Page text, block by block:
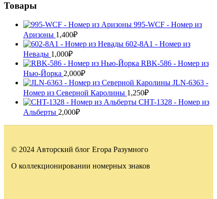
Товары
995-WCF - Номер из
Аризоны 1,400₽
602-8A1 - Номер из
Невады 1,000₽
RBK-586 - Номер из
Нью-Йорка 2,000₽
JLN-6363 -
Номер из Северной Каролины 1,250₽
CHT-1328 - Номер из
Альберты 2,000₽
© 2024 Авторский блог Егора Разумного
О коллекционировании номерных знаков